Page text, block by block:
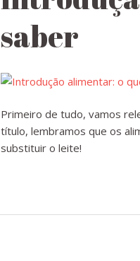
saber
Primeiro de tudo, vamos
título, lembramos que os
substituir o leite!